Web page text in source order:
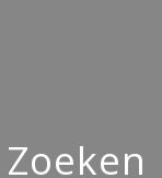
Zoeken